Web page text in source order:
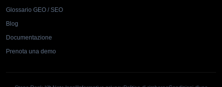
Glossario GEO / SEO
Blog
Documentazione
Prenota una demo